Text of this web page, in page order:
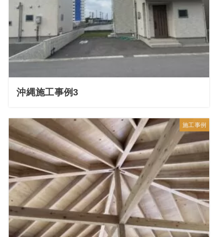
沖縄施工事例3
施工事例